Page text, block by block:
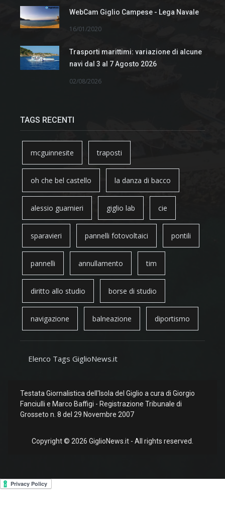
WebCam Giglio Campese - Lega Navale
16/01/2020
Trasporti marittimi: variazione di alcune
navi dal 3 al 7 Agosto 2026
02/08/2026
TAGS RECENTI
mcguinnesite traposti
oh che bel castello la danza di bacco
alessio guarnieri giglio lab cie
sparavieri pannelli fotovoltaici pontili
pannelli annullamento tim
diritto allo studio borse di studio
navigazione balneazione diportismo
Elenco Tags GiglioNews.it
Testata Giornalistica dell'Isola del Giglio a cura di Giorgio
Fanciulli e Marco Baffigi - Registrazione Tribunale di
Grosseto n. 8 del 29 Novembre 2007
Copyright © 2026 GiglioNews.it - All rights reserved.